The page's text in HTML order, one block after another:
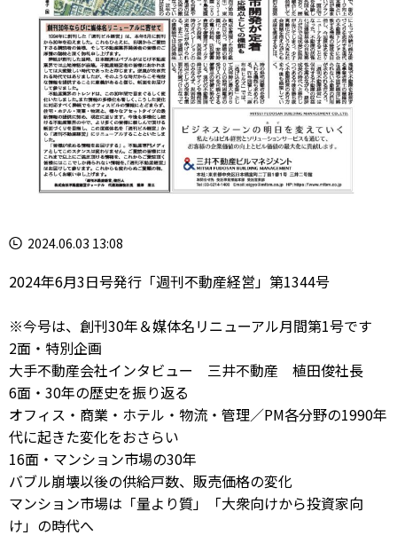
2024.06.03 13:08
2024年6月3日号発行「週刊不動産経営」第1344号
※今号は、創刊30年＆媒体名リニューアル月間第1号です
2面・特別企画
大手不動産会社インタビュー 三井不動産 植田俊社長
6面・30年の歴史を振り返る
オフィス・商業・ホテル・物流・管理／PM各分野の1990年
代に起きた変化をおさらい
16面・マンション市場の30年
バブル崩壊以後の供給戸数、販売価格の変化
マンション市場は「量より質」「大衆向けから投資家向
け」の時代へ